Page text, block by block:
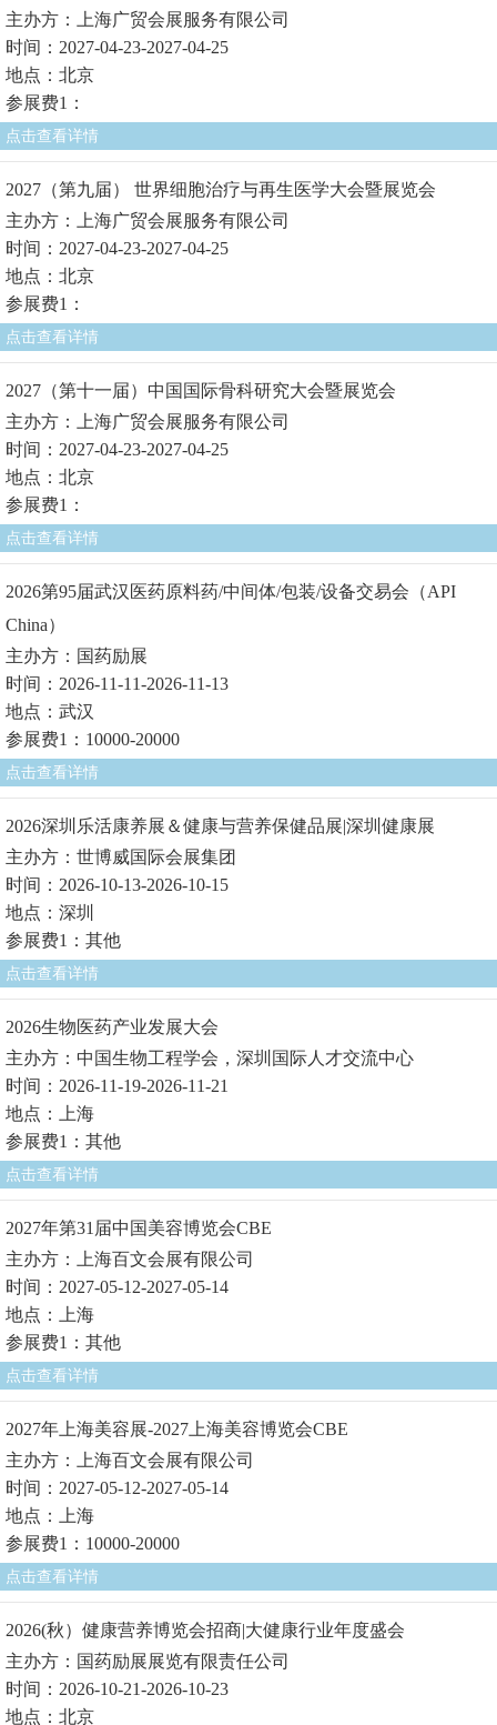
主办方：上海广贸会展服务有限公司
时间：2027-04-23-2027-04-25
地点：北京
参展费1：
点击查看详情
2027（第九届） 世界细胞治疗与再生医学大会暨展览会
主办方：上海广贸会展服务有限公司
时间：2027-04-23-2027-04-25
地点：北京
参展费1：
点击查看详情
2027（第十一届）中国国际骨科研究大会暨展览会
主办方：上海广贸会展服务有限公司
时间：2027-04-23-2027-04-25
地点：北京
参展费1：
点击查看详情
2026第95届武汉医药原料药/中间体/包装/设备交易会（API
China）
主办方：国药励展
时间：2026-11-11-2026-11-13
地点：武汉
参展费1：10000-20000
点击查看详情
2026深圳乐活康养展＆健康与营养保健品展|深圳健康展
主办方：世博威国际会展集团
时间：2026-10-13-2026-10-15
地点：深圳
参展费1：其他
点击查看详情
2026生物医药产业发展大会
主办方：中国生物工程学会，深圳国际人才交流中心
时间：2026-11-19-2026-11-21
地点：上海
参展费1：其他
点击查看详情
2027年第31届中国美容博览会CBE
主办方：上海百文会展有限公司
时间：2027-05-12-2027-05-14
地点：上海
参展费1：其他
点击查看详情
2027年上海美容展-2027上海美容博览会CBE
主办方：上海百文会展有限公司
时间：2027-05-12-2027-05-14
地点：上海
参展费1：10000-20000
点击查看详情
2026(秋）健康营养博览会招商|大健康行业年度盛会
主办方：国药励展展览有限责任公司
时间：2026-10-21-2026-10-23
地点：北京